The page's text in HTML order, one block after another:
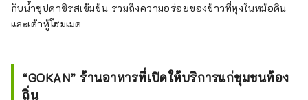
กับน้ำซุปดาชิรสเข้มข้น รวมถึงความอร่อยของข้าวที่หุงในหม้อดิน
และเต้าหู้โฮมเมด
“GOKAN” ร้านอาหารที่เปิดให้บริการแก่ชุมชนท้อง
ถิ่น